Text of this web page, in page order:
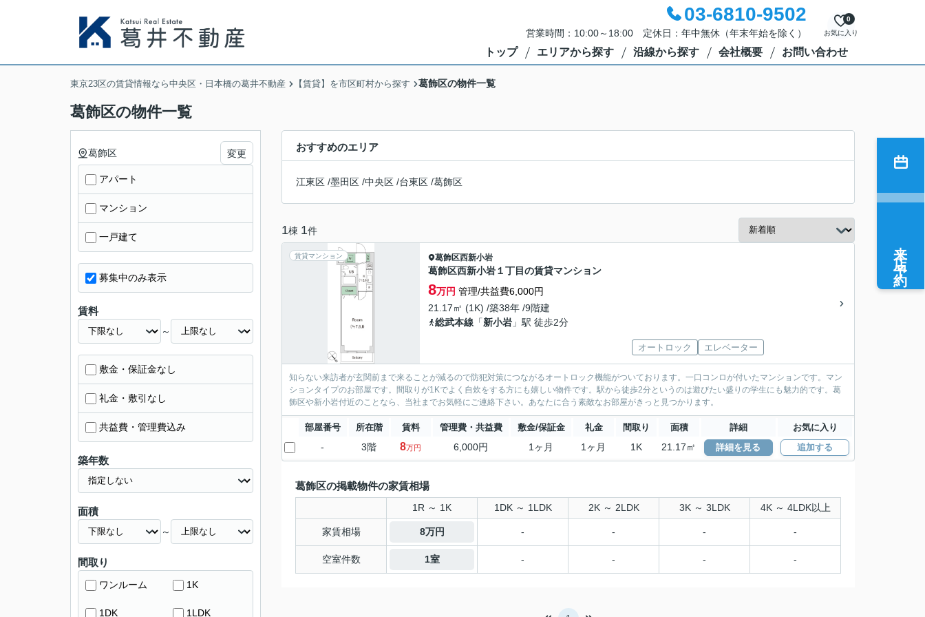
03-6810-9502
営業時間：10:00～18:00 定休日：年中無休（年末年始を除く） お気に入り
0
トップ エリアから探す 沿線から探す 会社概要 お問い合わせ
東京23区の賃貸情報なら中央区・日本橋の葛井不動産 【賃貸】を市区町村から探す 葛飾区の物件一覧
葛飾区の物件一覧
おすすめのエリア
江東区 /墨田区 /中央区 /台東区 /葛飾区
1棟 1件
賃貸マンション 葛飾区西新小岩
葛飾区西新小岩１丁目の賃貸マンション
8万円 管理/共益費6,000円
21.17㎡ (1K) /築38年 /9階建
総武本線 「新小岩 」駅 徒歩2分
オートロック エレベーター
知らない来訪者が玄関前まで来ることが減るので防犯対策につながるオートロック機能がついております。一口コンロが付いたマンションです。マン
ションタイプのお部屋です。間取りが1Kでよく自炊をする方にも嬉しい物件です。駅から徒歩2分というのは遊びたい盛りの学生にも魅力的です。葛
飾区や新小岩付近のことなら、当社までお気軽にご連絡下さい。あなたに合う素敵なお部屋がきっと見つかります。
部屋番号 所在階 賃料 管理費・共益費 敷金/保証金 礼金 間取り 面積 詳細 お気に入り
- 3階 8万円 6,000円 1ヶ月 1ヶ月 1K 21.17㎡ 詳細を見る 追加する
葛飾区の掲載物件の家賃相場
1R ～ 1K 1DK ～ 1LDK 2K ～ 2LDK 3K ～ 3LDK 4K ～ 4LDK以上
家賃相場 8万円 - - - -
空室件数 1室 - - - -
葛飾区 変更
アパート
マンション
一戸建て
募集中のみ表示
賃料
～
敷金・保証金なし
礼金・敷引なし
共益費・管理費込み
築年数
面積
～
間取り
ワンルーム 1K
1DK 1LDK
来店予約